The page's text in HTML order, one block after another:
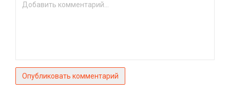
Опубликовать комментарий